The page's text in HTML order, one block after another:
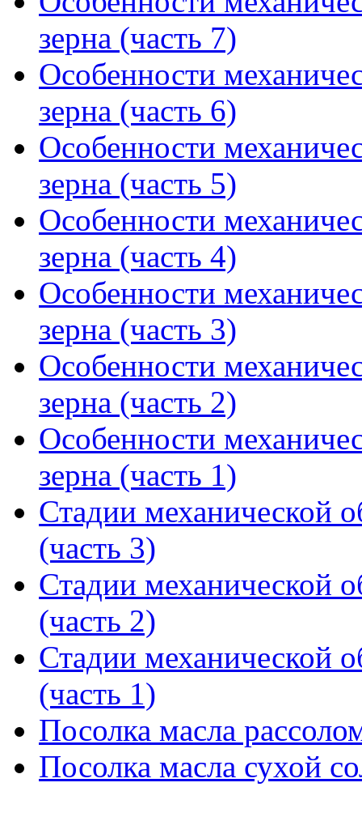
зерна (часть 7)
Особенности
зерна (часть 6)
Особенности
зерна (часть 5)
Особенности
зерна (часть 4)
Особенности
зерна (часть 3)
Особенности
зерна (часть 2)
Особенности
зерна (часть 1)
Стадии механической
(часть 3)
Стадии механической
(часть 2)
Стадии механической
(часть 1)
Посолка масла
Посолка масла сухой